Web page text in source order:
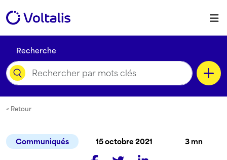
Recherche
Type de contenu
< Retour
Communiqués 15 octobre 2021 3 mn